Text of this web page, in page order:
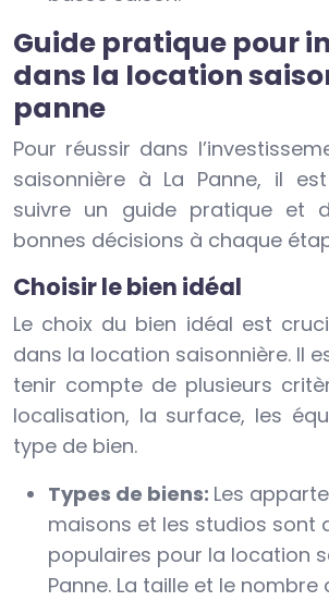
Guide pratique pour
dans la location
panne
Pour réussir dans
saisonnière à La Panne, il
suivre un guide pratique et
bonnes décisions à chaque
Choisir le bien idéal
Le choix du bien idéal est
dans la location saisonnière. Il
tenir compte de plusieurs
localisation, la surface, les
type de bien.
Types de biens: Les
maisons et les studios sont
populaires pour la location
Panne. La taille et le